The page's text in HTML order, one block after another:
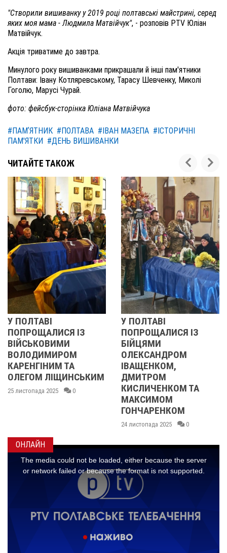
"Створили вишиванку у 2019 році полтавські майстрині, серед
яких моя мама - Людмила Матвійчук", - розповів PTV Юліан
Матвійчук.
Акція триватиме до завтра.
Минулого року вишиванками прикрашали й інші пам'ятники
Полтави: Івану Котляревському, Тарасу Шевченку, Миколі
Гоголю, Марусі Чурай.
фото: фейсбук-сторінка Юліана Матвійчука
#ПАМʼЯТНИК #ПОЛТАВА #ІВАН МАЗЕПА #ІСТОРИЧНІ
ПАМ'ЯТКИ #ДЕНЬ ВИШИВАНКИ
ЧИТАЙТЕ ТАКОЖ
ІЗ
ТА
ЛІЩИНСЬКИМ
2025 0
У ПОЛТАВІ
ПОПРОЩАЛИСЯ ІЗ
БІЙЦЯМИ
ОЛЕКСАНДРОМ
ІВАЩЕНКОМ,
ДМИТРОМ
КИСЛИЧЕНКОМ ТА
МАКСИМОМ
ГОНЧАРЕНКОМ
24 листопада 2025 0
ОНЛАЙН